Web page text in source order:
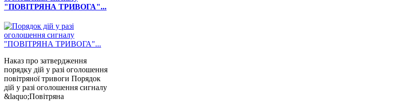
"ПОВІТРЯНА ТРИВОГА"...
Наказ про затвердження
порядку дій у разі оголошення
повітряної тривоги Порядок
дій у разі оголошення сигналу
&laquo;Повітряна